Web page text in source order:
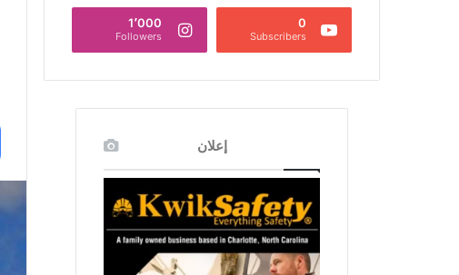
0
Subscribers
1٬000
Followers
إعلان